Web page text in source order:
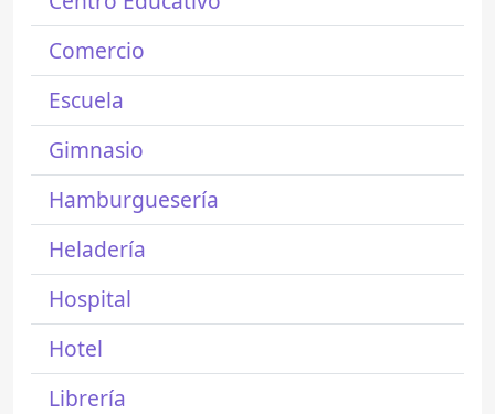
Comercio
Escuela
Gimnasio
Hamburguesería
Heladería
Hospital
Hotel
Librería